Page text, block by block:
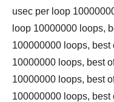
usec per loop
loop 10000000 loops,
100000000 loops, best
10000000 loops, best
10000000 loops, best
100000000 loops, best